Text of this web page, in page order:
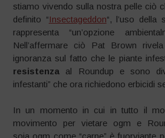
stiamo vivendo sulla nostra pelle ciò
definito “Insectageddon“, l’uso della
rappresenta “un’opzione
Nell’affermare ciò Pat Brown
ignoranza sul fatto che le piante
resistenza al Roundup e sono
infestanti” che ora richiedono erbicidi
In un momento in cui in tutto il
movimento per vietare ogm e